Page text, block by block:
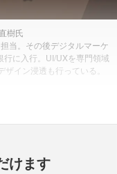
樹氏
当。その後デジタルマーケ
に入行。UI/UXを専門領域
イン浸透も行っている。
けます